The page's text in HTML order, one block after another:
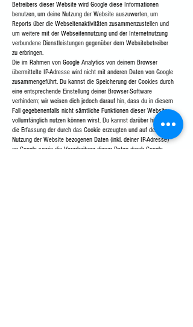
Betreibers dieser Website wird Google diese Informationen
benutzen, um deine Nutzung der Website auszuwerten, um
Reports über die Webseitenaktivitäten zusammenzustellen und
um weitere mit der Webseitennutzung und der Internetnutzung
verbundene Dienstleistungen gegenüber dem Websitebetreiber
zu erbringen.
Die im Rahmen von Google Analytics von deinem Browser
übermittelte IP-Adresse wird nicht mit anderen Daten von Google
zusammengeführt. Du kannst die Speicherung der Cookies durch
eine entsprechende Einstellung deiner Browser-Software
verhindern; wir weisen dich jedoch darauf hin, dass du in diesem
Fall gegebenenfalls nicht sämtliche Funktionen dieser Website
vollumfänglich nutzen können wirst. Du kannst darüber hinaus
die Erfassung der durch das Cookie erzeugten und auf deine
Nutzung der Website bezogenen Daten (inkl. deiner IP-Adresse)
an Google sowie die Verarbeitung dieser Daten durch Google